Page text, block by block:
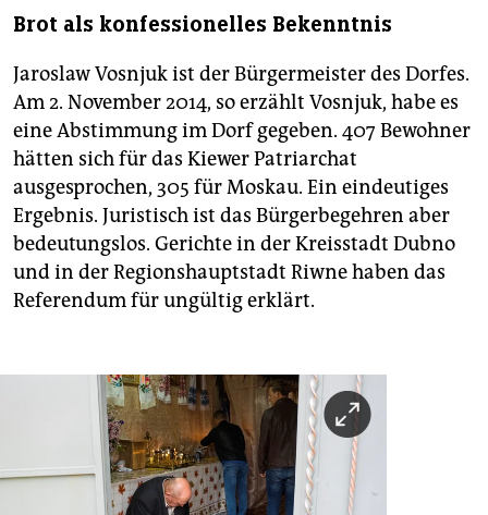
Brot als konfessionelles Bekenntnis
Jaroslaw Vosnjuk ist der Bürgermeister des Dorfes.
Am 2. November 2014, so erzählt Vosnjuk, habe es
eine Abstimmung im Dorf gegeben. 407 Bewohner
hätten sich für das Kiewer Patriarchat
ausgesprochen, 305 für Moskau. Ein eindeutiges
Ergebnis. Juristisch ist das Bürgerbegehren aber
bedeutungslos. Gerichte in der Kreisstadt Dubno
und in der Regionshauptstadt Riwne haben das
Referendum für ungültig erklärt.